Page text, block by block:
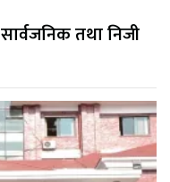
तथा निजी